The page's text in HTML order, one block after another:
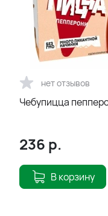
нет отзывов
Чебупицца
236 р.
В корзину